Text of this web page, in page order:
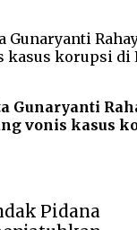
Gunaryanti
vonis kasus
Pidana